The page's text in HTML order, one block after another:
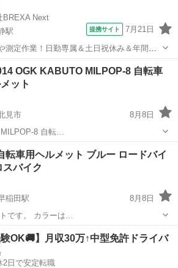
BREXA Next
駅
提携サイト 7月21日
測定作業！日勤専属＆土日祝休み＆年間休
作業★マイカー通勤OK＆無料駐車場あり
度あり！《茨城県常陸大宮市》 人気の
造工...
OGK KABUTO MILPOP-8 自転車
ット
見市
8月8日
8 自転…
他 ヘルメット
転車用ヘルメット ブルー ロードバイ
スバイク
稲田駅
8月8日
です。 カラーは…
駅 自転車
験OK🚚】月収30万↑中型免許ドライバ
2日で安定転職